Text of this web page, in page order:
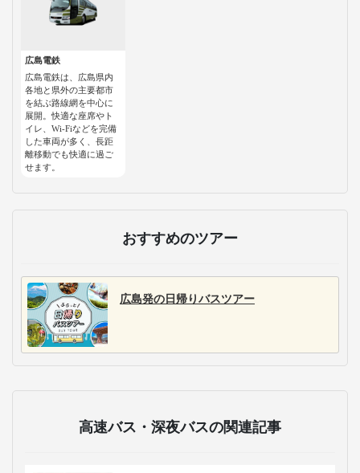
広島電鉄
広島電鉄は、広島県内
各地と県外の主要都市
を結ぶ路線網を中心に
展開。快適な座席やト
イレ、Wi-Fiなどを完備
した車両が多く、長距
離移動でも快適に過ご
せます。
おすすめのツアー
広島発の日帰りバスツアー
高速バス・深夜バスの関連記事